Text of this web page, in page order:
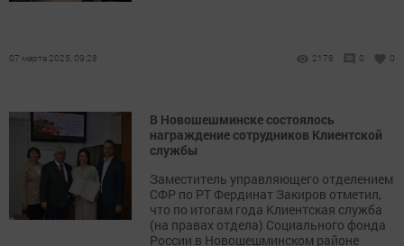
07 марта 2025, 09:28 2178 0 0
В Новошешминске состоялось
награждение сотрудников Клиентской
службы
Заместитель управляющего отделением
СФР по РТ Фердинат Закиров отметил,
что по итогам года Клиентская служба
(на правах отдела) Социального фонда
России в Новошешминском районе